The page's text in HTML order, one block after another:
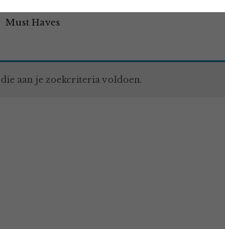
Must Haves
aan je zoekcriteria voldoen.